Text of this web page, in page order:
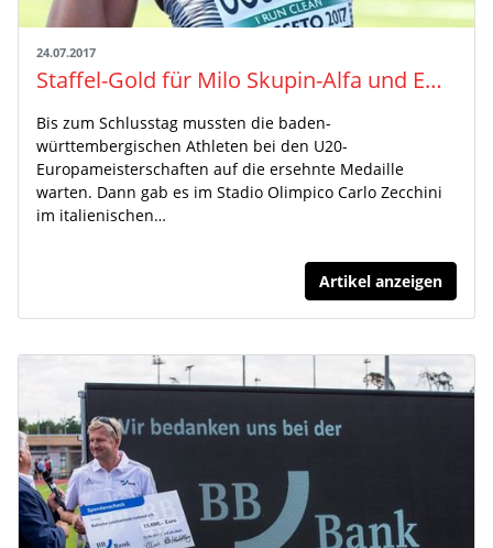
24.07.2017
Staffel-Gold für Milo Skupin-Alfa und Emanuel Stubican bei der U20-EM im italienischen Grosseto
Bis zum Schlusstag mussten die baden-
württembergischen Athleten bei den U20-
Europameisterschaften auf die ersehnte Medaille
warten. Dann gab es im Stadio Olimpico Carlo Zecchini
im italienischen…
Artikel anzeigen